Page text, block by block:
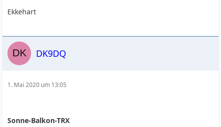
Ekkehart
DK9DQ
1. Mai 2020 um 13:05
Sonne-Balkon-TRX